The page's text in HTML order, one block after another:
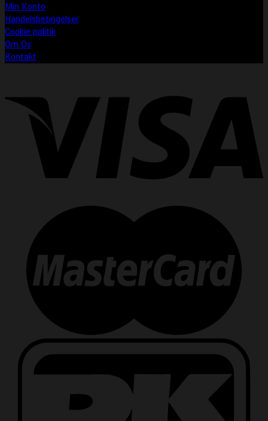
Min Konto
Handelsbetingelser
Cookie politik
Om Os
Kontakt